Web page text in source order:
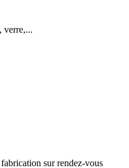
verre,...
sur rendez-vous